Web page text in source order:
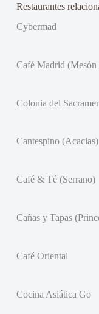
Restaurantes
Cybermad
Café Madrid (Mesón
Colonia del
Cantespino (Acacias)
Café & Té (Serrano)
Cañas y Tapas
Café Oriental
Cocina Asiática Go